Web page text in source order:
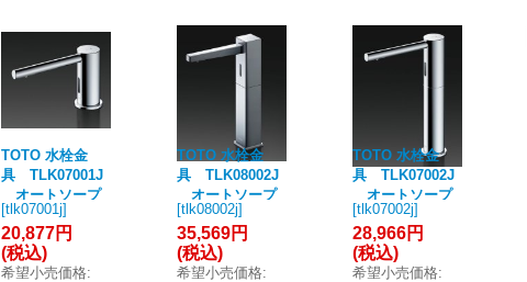
TOTO 水栓金
具 TLK07001J
オートソープ
ディスペンサー
丸 ※スパウト部
のみ [■]
[tlk07001j]
20,877円
(税込)
希望小売価格:
TOTO 水栓金
具 TLK08002J
オートソープ
ディスペンサー
角 ※スパウト部
のみ [■]
[tlk08002j]
35,569円
(税込)
希望小売価格:
TOTO 水栓金
具 TLK07002J
オートソープ
ディスペンサー
丸 ※スパウト部
のみ [■]
[tlk07002j]
28,966円
(税込)
希望小売価格: